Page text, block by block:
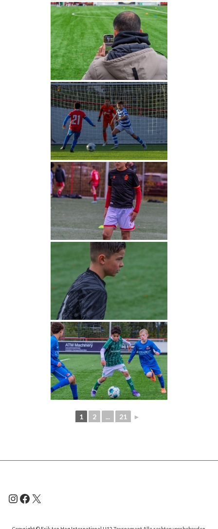
1 2 ... 21 ►
Instagram
Facebook
X